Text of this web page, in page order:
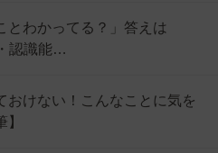
とわかってる？」答えは
認識能…
おけない！こんなことに気を